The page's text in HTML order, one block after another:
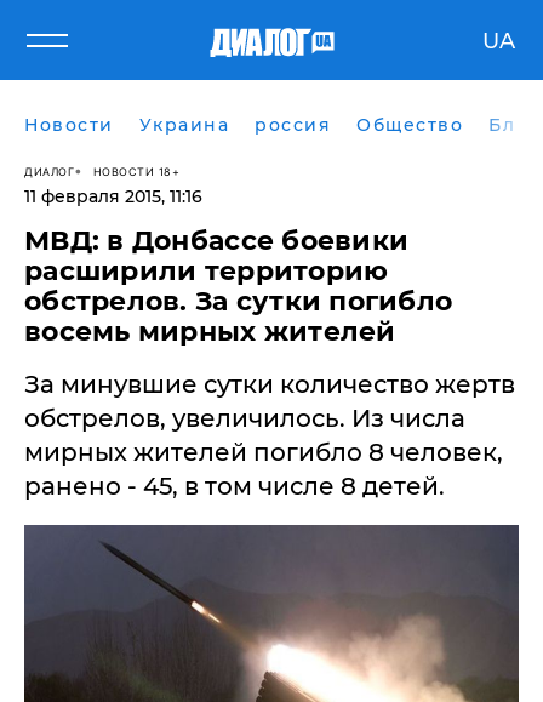
UA
Новости Украина россия Общество
ДИАЛОГ НОВОСТИ 18+
11 февраля 2015, 11:16
МВД: в Донбассе боевики
расширили территорию
обстрелов. За сутки погибло
восемь мирных жителей
​За минувшие сутки количество жертв
обстрелов, увеличилось. Из числа
мирных жителей погибло 8 человек,
ранено - 45, в том числе 8 детей.